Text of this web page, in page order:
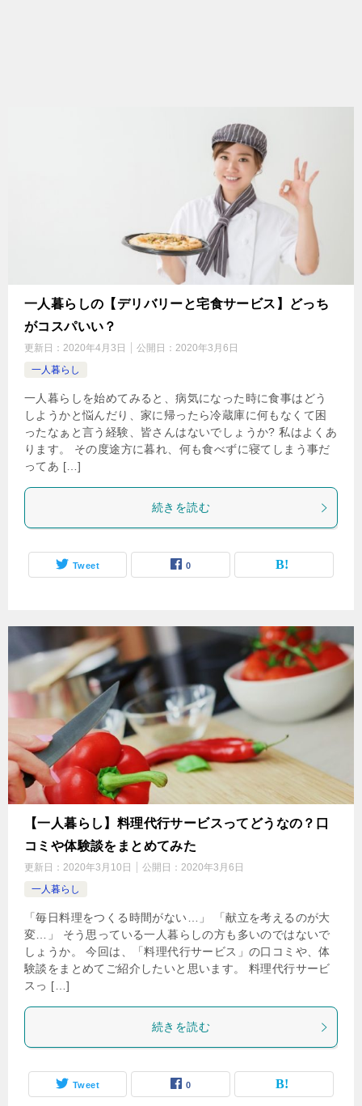
一人暮らしの【デリバリーと宅食サービス】どっち
がコスパいい？
更新日： 2020年4月3日 公開日： 2020年3月6日
一人暮らし
一人暮らしを始めてみると、病気になった時に食事はどう
しようかと悩んだり、家に帰ったら冷蔵庫に何もなくて困
ったなぁと言う経験、皆さんはないでしょうか? 私はよくあ
ります。 その度途方に暮れ、何も食べずに寝てしまう事だ
ってあ […]
続きを読む
Tweet 0
【一人暮らし】料理代行サービスってどうなの？口
コミや体験談をまとめてみた
更新日： 2020年3月10日 公開日： 2020年3月6日
一人暮らし
「毎日料理をつくる時間がない…」 「献立を考えるのが大
変…」 そう思っている一人暮らしの方も多いのではないで
しょうか。 今回は、「料理代行サービス」の口コミや、体
験談をまとめてご紹介したいと思います。 料理代行サービ
スっ […]
続きを読む
Tweet 0